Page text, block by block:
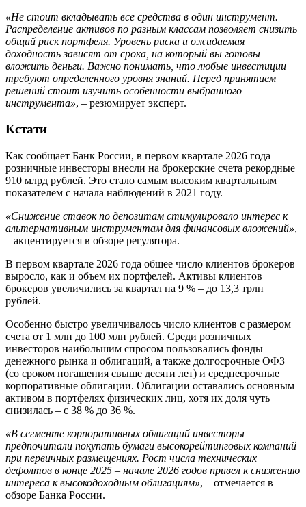
«Не стоит вкладывать все средства в один инструмент.
Распределение активов по разным классам позволяет снизить
общий риск портфеля. Уровень риска и ожидаемая
доходность зависят от срока, на который вы готовы
вложить деньги. Важно понимать, что любые инвестиции
требуют определенного уровня знаний. Перед принятием
решений стоит изучить особенности выбранного
инструмента», – резюмирует эксперт.
Кстати
Как сообщает Банк России, в первом квартале 2026 года
розничные инвесторы внесли на брокерские счета рекордные
910 млрд рублей. Это стало самым высоким квартальным
показателем с начала наблюдений в 2021 году.
«Снижение ставок по депозитам стимулировало интерес к
альтернативным инструментам для финансовых вложений»,
– акцентируется в обзоре регулятора.
В первом квартале 2026 года общее число клиентов брокеров
выросло, как и объем их портфелей. Активы клиентов
брокеров увеличились за квартал на 9 % – до 13,3 трлн
рублей.
Особенно быстро увеличивалось число клиентов с размером
счета от 1 млн до 100 млн рублей. Среди розничных
инвесторов наибольшим спросом пользовались фонды
денежного рынка и облигаций, а также долгосрочные ОФЗ
(со сроком погашения свыше десяти лет) и среднесрочные
корпоративные облигации. Облигации оставались основным
активом в портфелях физических лиц, хотя их доля чуть
снизилась – с 38 % до 36 %.
«В сегменте корпоративных облигаций инвесторы
предпочитали покупать бумаги высокорейтинговых компаний
при первичных размещениях. Рост числа технических
дефолтов в конце 2025 – начале 2026 годов привел к снижению
интереса к высокодоходным облигациям», – отмечается в
обзоре Банка России.